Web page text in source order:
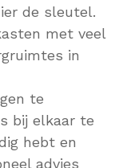
de sleutel.
met veel
in
te
bij elkaar te
hebt en
advies